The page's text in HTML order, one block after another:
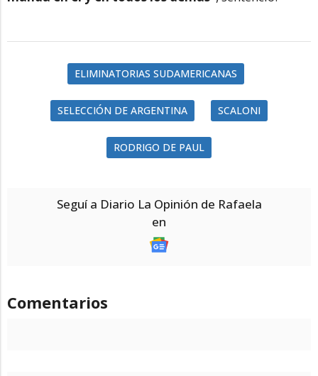
ELIMINATORIAS SUDAMERICANAS
SELECCIÓN DE ARGENTINA SCALONI
RODRIGO DE PAUL
Seguí a Diario La Opinión de Rafaela
en
Comentarios